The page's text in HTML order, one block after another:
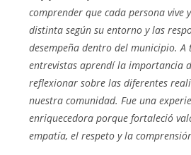
comprender que cada persona vive
distinta según su entorno y las
desempeña dentro del municipio. A
entrevistas aprendí la importancia
reflexionar sobre las diferentes
nuestra comunidad. Fue una
enriquecedora porque fortaleció
empatía, el respeto y la